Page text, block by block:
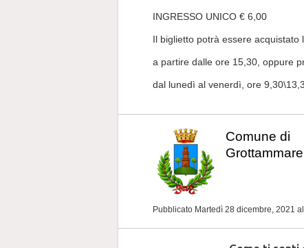
INGRESSO UNICO € 6,00
Il biglietto potrà essere
a partire dalle ore 15,30, oppure
dal lunedì al venerdì, ore
Comune di
Grottammare
Pubblicato Martedì 28 dicembre, 2021